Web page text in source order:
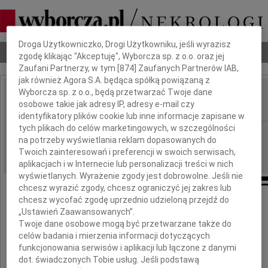
Nekrologi Odeszli Poradnik pogrzebowy
IMIĘ I NAZWISKO: Józef Skrzypczak
REGION: Lublin
DATA EMISJI: 18.12.2014
Dbamy o Twoją prywatność
Droga Użytkowniczko, Drogi Użytkowniku, jeśli wyrazisz
zgodę klikając "Akceptuję", Wyborcza sp. z o.o. oraz jej
Zaufani Partnerzy, w tym [874 ] Zaufanych Partnerów IAB,
jak również Agora S.A. będąca spółką powiązaną z
Wyborcza sp. z o.o., będą przetwarzać Twoje dane
osobowe takie jak adresy IP, adresy e-mail czy
identyfikatory plików cookie lub inne informacje zapisane w
tych plikach do celów marketingowych, w szczególności
na potrzeby wyświetlania reklam dopasowanych do
Twoich zainteresowań i preferencji w swoich serwisach,
aplikacjach i w Internecie lub personalizacji treści w nich
wyświetlanych. Wyrażenie zgody jest dobrowolne. Jeśli nie
chcesz wyrazić zgody, chcesz ograniczyć jej zakres lub
chcesz wycofać zgodę uprzednio udzieloną przejdź do
„Ustawień Zaawansowanych”.
Twoje dane osobowe mogą być przetwarzane także do
celów badania i mierzenia informacji dotyczących
funkcjonowania serwisów i aplikacji lub łączone z danymi
dot. świadczonych Tobie usług. Jeśli podstawą